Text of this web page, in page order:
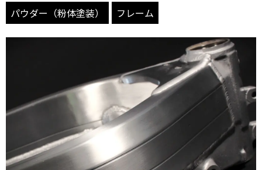
パウダー（粉体塗装）
フレーム